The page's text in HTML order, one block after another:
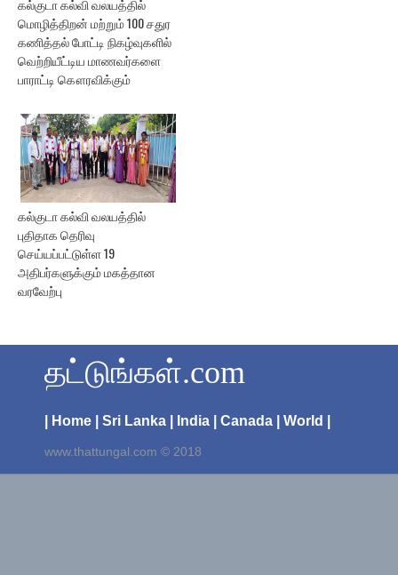
கல்குடா கல்வி வலயத்தில்
மொழித்திறன் மற்றும் 100 சதுர
கணித்தல் போட்டி நிகழ்வுகளில்
வெற்றியீட்டிய மாணவர்களை
பாராட்டி கௌரவிக்கும்
கல்குடா கல்வி வலயத்தில்
புதிதாக தெரிவு
செய்யப்பட்டுள்ள 19
அதிபர்களுக்கும் மகத்தான
வரவேற்பு
தட்டுங்கள்.com
| Home | Sri Lanka | India | Canada | World |
www.thattungal.com © 2018